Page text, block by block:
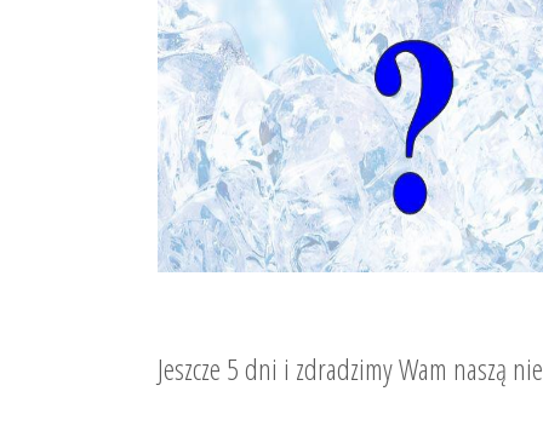
Jeszcze 5 dni i zdradzimy Wam naszą